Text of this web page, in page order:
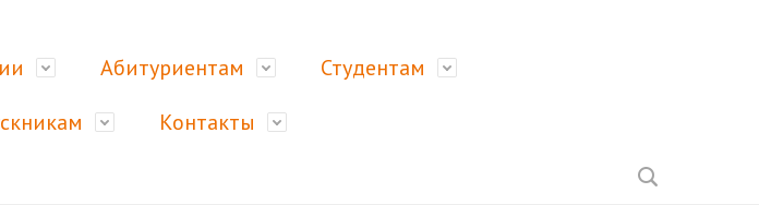
Абитуриентам Студентам
Контакты